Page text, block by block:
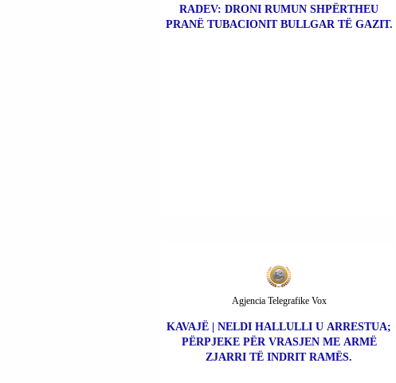
RADEV: DRONI RUMUN SHPËRTHEU
PRANË TUBACIONIT BULLGAR TË GAZIT.
KAVAJË | NELDI HALLULLI U ARRESTUA;
PËRPJEKE PËR VRASJEN ME ARMË
ZJARRI TË INDRIT RAMËS.
Agjencia Telegrafike Vox